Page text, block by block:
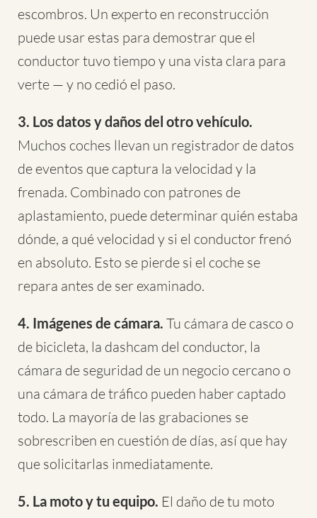
escombros. Un experto en reconstrucción
puede usar estas para demostrar que el
conductor tuvo tiempo y una vista clara para
verte — y no cedió el paso.
3. Los datos y daños del otro vehículo.
Muchos coches llevan un registrador de datos
de eventos que captura la velocidad y la
frenada. Combinado con patrones de
aplastamiento, puede determinar quién estaba
dónde, a qué velocidad y si el conductor frenó
en absoluto. Esto se pierde si el coche se
repara antes de ser examinado.
4. Imágenes de cámara. Tu cámara de casco o
de bicicleta, la dashcam del conductor, la
cámara de seguridad de un negocio cercano o
una cámara de tráfico pueden haber captado
todo. La mayoría de las grabaciones se
sobrescriben en cuestión de días, así que hay
que solicitarlas inmediatamente.
5. La moto y tu equipo. El daño de tu moto